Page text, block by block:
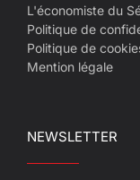
L'économiste du
Politique de
Politique de
Mention légale
NEWSLETTER